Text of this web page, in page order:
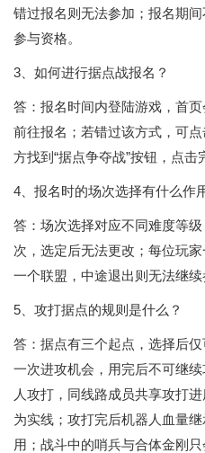
错过报名则无法参加；报名期
参与资格。
3、如何进行据点战报名？
答：报名时间内登陆游戏，首
前往报名；若错过该方式，可
方找到“据点争夺战”按钮，点击
4、报名时的场次选择有什么作
答：场次选择对应不同难度等
次，选定后无法更改；每位玩
一个联盟，中途退出则无法继续
5、攻打据点的规则是什么？
答：据点有三个起点，选择后
一次进攻机会，用完后不可继
人攻打，同线路成员共享攻打
为实线；攻打完后机器人血量
用；战斗中的哨兵与合体金刚